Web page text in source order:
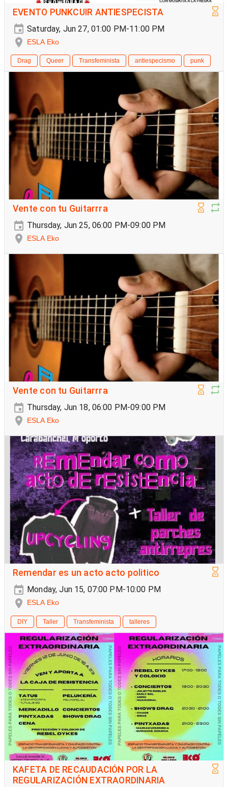
EVENTO PUNKCUIR ANTIESPECISTA
Saturday, Jun 27, 01:00 PM-11:00 PM
ESLA Eko
Drag Queer Transfeminista antiespecismo punk
Vente con tu Guitarrra
Thursday, Jun 25, 06:00 PM-09:00 PM
ESLA Eko
Vente con tu Guitarrra
Thursday, Jun 18, 06:00 PM-09:00 PM
ESLA Eko
Remendar es un acto acto politico
Monday, Jun 15, 07:00 PM-10:00 PM
ESLA Eko
DIY Taller Transfeminista talleres
KAFETA DE RECAUDACIÓN POR LA
REGULARIZACIÓN EXTRAORDINARIA